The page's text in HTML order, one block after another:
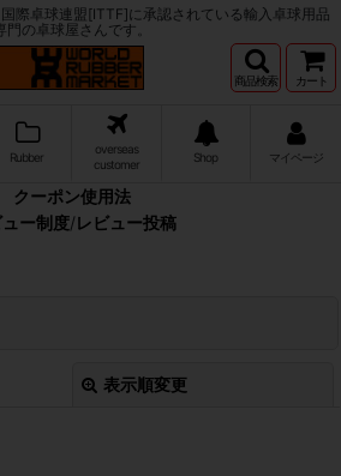
際卓球連盟[ITTF]に承認されている輸入卓球用品
門の卓球屋さんです。
商品検索 カート
Rubber
overseas
customer
Shop マイページ
クーポン使用法
ュー制度/レビュー投稿
表示順変更